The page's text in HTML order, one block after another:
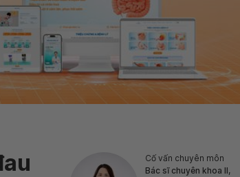
Cố vấn chuyên môn
Bác sĩ chuyên khoa II,